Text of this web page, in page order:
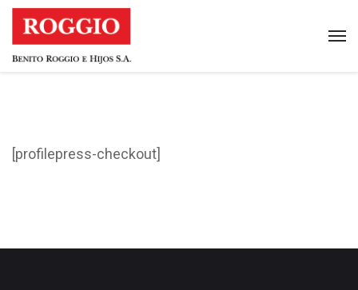
[profilepress-checkout]